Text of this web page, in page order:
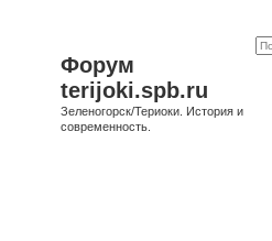
Форум
terijoki.spb.ru
Зеленогорск/Териоки. История и
современность.